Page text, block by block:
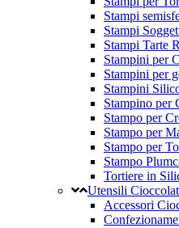
Stampi
Stampi
Stampi Tarte
Stampini per
Stampini per
Stampini
Stampino per
Stampo per
Stampo per
Stampo per
Stampo
Tortiere in
Utensili
Accessori